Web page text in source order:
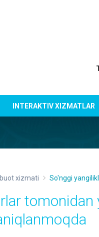
INTERAKTIV XIZMATLAR
xizmati So'nggi